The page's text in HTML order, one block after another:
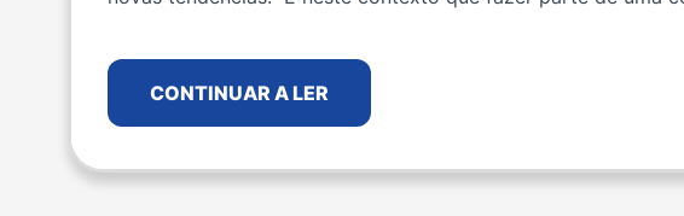
CONTINUAR A LER